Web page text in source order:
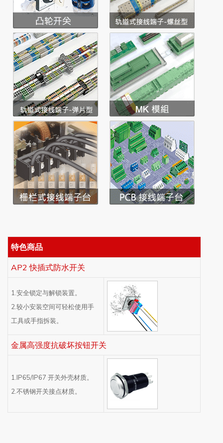
特色商品
AP2 快插式防水开关
1.安全锁定与解锁装置。
2.较小安装空间可轻松使用手
工具或手指拆装。
金属高强度抗破坏按钮开关
1.IP65/IP67 开关外壳材质。
2.不锈钢开关接点材质。